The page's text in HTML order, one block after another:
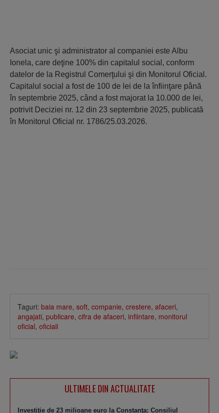
Asociat unic şi administrator al companiei este Albu
Ionela, care deţine 100% din capitalul social, conform
datelor de la Registrul Comerţului şi din Monitorul Oficial.
Capitalul social a fost de 100 de lei de la înfiinţare până
în septembrie 2025, când a fost majorat la 10.000 de lei,
potrivit Deciziei nr. 12 din 23 septembrie 2025, publicată
în Monitorul Oficial nr. 1786/25.03.2026.
Taguri: baia mare, soft, companie, crestere, afaceri,
angajati, publicare, cifra de afaceri, infiintare, monitorul
oficial, oficiali
ULTIMELE DIN ACTUALITATE
Investiţie de 23 milioane euro la Constanţa: Consiliul